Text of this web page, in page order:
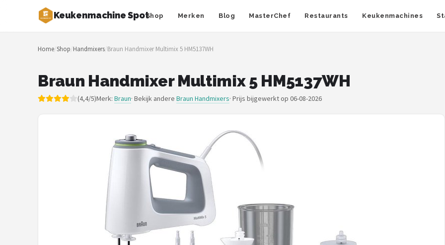
Keukenmachine SpotShop Merken Blog MasterChef Restaurants Keukenmachines
Zoeken
NAVIGATIE
Merken
Home/Shop/Handmixers/Braun Handmixer Multimix 5 HM5137WH
Braun Handmixer Multimix 5 HM5137WH
(4,4/5)Merk: Braun· Bekijk andere Braun Handmixers· Prijs bijgewerkt op 06-08-2026